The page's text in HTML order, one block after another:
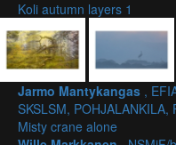
Koli autumn layers 1
Jarmo Mantykangas ,
SKSLSM, POHJALANKILA,
Misty crane alone